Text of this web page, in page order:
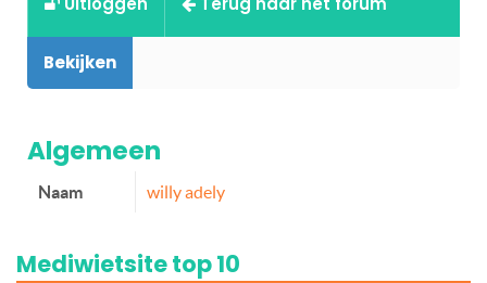
Bekijken
Algemeen
Naam willy adely
Mediwietsite top 10